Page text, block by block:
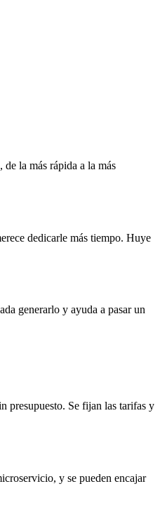
la más rápida a la más
dedicarle más tiempo. Huye
generarlo y ayuda a pasar un
presupuesto. Se fijan las tarifas y
y se pueden encajar